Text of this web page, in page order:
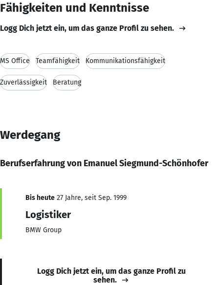
Fähigkeiten und Kenntnisse
Logg Dich jetzt ein, um das ganze Profil zu sehen.
MS Office Teamfähigkeit Kommunikationsfähigkeit
Zuverlässigkeit Beratung
Werdegang
Berufserfahrung von Emanuel Siegmund-Schönhofer
Bis heute 27 Jahre, seit Sep. 1999
Logistiker
BMW Group
Logg Dich jetzt ein, um das ganze Profil zu
sehen.